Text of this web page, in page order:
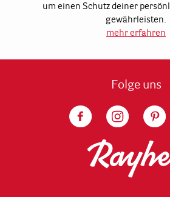
um einen Schutz deiner
gewährleisten.
mehr erfahren
Folge uns